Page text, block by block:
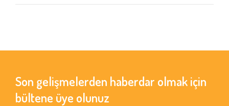
Son gelişmelerden haberdar olmak için
bültene üye olunuz